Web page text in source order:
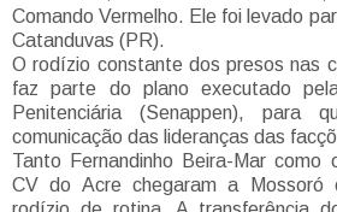
Comando Vermelho. Ele foi levado
Catanduvas (PR).
O rodízio constante dos presos nas
faz parte do plano executado
Penitenciária (Senappen), para
comunicação das lideranças das
Tanto Fernandinho Beira-Mar como
CV do Acre chegaram a Mossoró